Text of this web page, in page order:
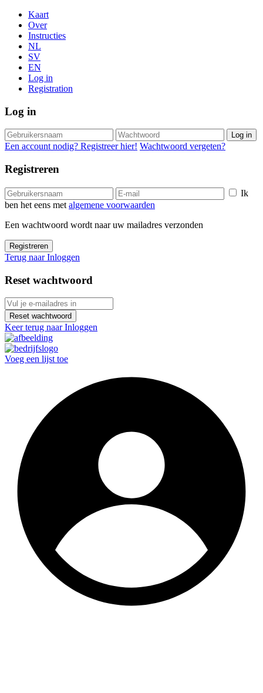
Kaart
Over
Instructies
NL
SV
EN
Log in
Registration
Log in
Log in
Een account nodig? Registreer hier! Wachtwoord vergeten?
Registreren
Ik
ben het eens met algemene voorwaarden
Een wachtwoord wordt naar uw mailadres verzonden
Registreren
Terug naar Inloggen
Reset wachtwoord
Reset wachtwoord
Keer terug naar Inloggen
Voeg een lijst toe